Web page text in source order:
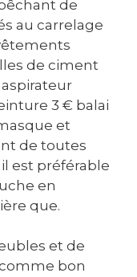
de
au carrelage
de ciment
3 € balai
et
de toutes
est préférable
en
que.
et de
bon